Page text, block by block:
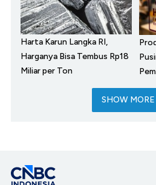
Harta Karun Langka RI,
Harganya Bisa Tembus Rp18
Miliar per Ton
SHOW MORE